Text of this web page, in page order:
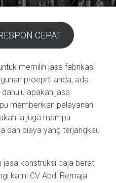
CEPAT
memilih jasa fabrikasi
proeprti anda, ada
apakah jasa
memberikan pelayanan
ia juga mampu
dan biaya yang terjangkau
konstruksi baja berat,
kami CV Abdi Remaja